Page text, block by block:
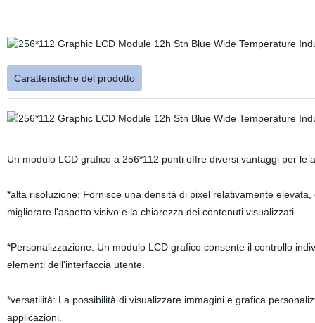
Caratteristiche del prodotto
Un modulo LCD grafico a 256*112 punti offre diversi vantaggi per
*alta risoluzione: Fornisce una densità di pixel relativamente
migliorare l'aspetto visivo e la chiarezza dei contenuti visualizzati.
*Personalizzazione: Un modulo LCD grafico consente il controllo
elementi dell'interfaccia utente.
*versatilità: La possibilità di visualizzare immagini e grafica
applicazioni.